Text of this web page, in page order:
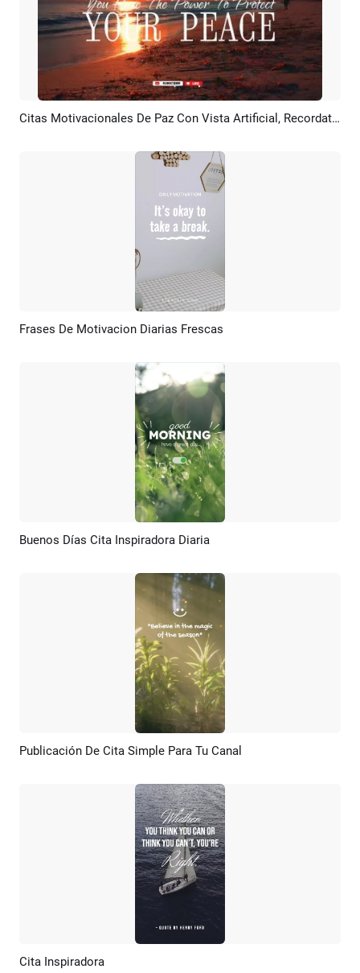
Previsualizar Crear IA Citas Motivacionales De Paz Con Vista Artificial, Recordatorio, Olas De Playa, ASMR, Introducción De YouTube
Previsualizar Crear IA
Frases De Motivacion Diarias Frescas
Previsualizar Crear IA
Buenos Días Cita Inspiradora Diaria
Previsualizar Crear IA
Publicación De Cita Simple Para Tu Canal
Cita Inspiradora